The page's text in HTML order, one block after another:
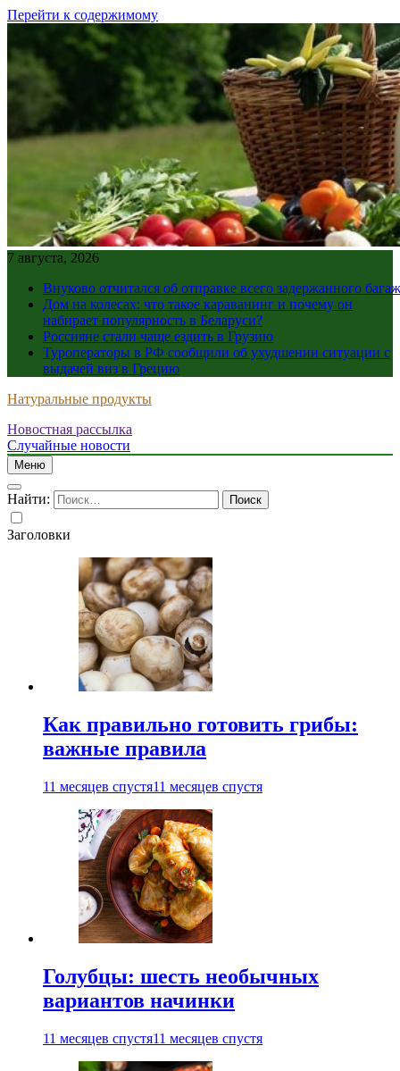
Перейти к содержимому
7 августа, 2026
Внуково отчитался об отправке всего задержанного
Дом на колесах: что такое караванинг и почему он
набирает популярность в Беларуси?
Россияне стали чаще ездить в Грузию
Туроператоры в РФ сообщили об ухудшении ситуации с
выдачей виз в Грецию
Натуральные продукты
Новостная рассылка
Случайные новости
Меню
Найти:
Заголовки
Как правильно готовить грибы:
важные правила
11 месяцев спустя11 месяцев спустя
Голубцы: шесть необычных
вариантов начинки
11 месяцев спустя11 месяцев спустя